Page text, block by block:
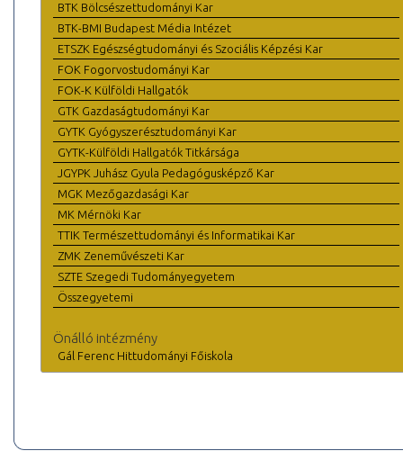
BTK Bölcsészettudományi Kar
BTK-BMI Budapest Média Intézet
ETSZK Egészségtudományi és Szociális Képzési Kar
FOK Fogorvostudományi Kar
FOK-K Külföldi Hallgatók
GTK Gazdaságtudományi Kar
GYTK Gyógyszerésztudományi Kar
GYTK-Külföldi Hallgatók Titkársága
JGYPK Juhász Gyula Pedagógusképző Kar
MGK Mezőgazdasági Kar
MK Mérnöki Kar
TTIK Természettudományi és Informatikai Kar
ZMK Zeneművészeti Kar
SZTE Szegedi Tudományegyetem
Összegyetemi
Önálló intézmény
Gál Ferenc Hittudományi Főiskola